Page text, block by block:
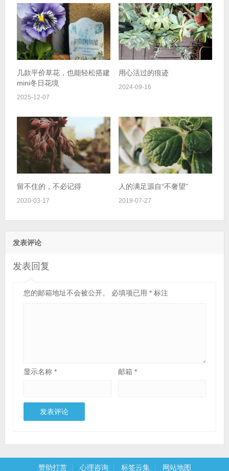
几款平价草花，也能轻松搭建
mini冬日花境
2025-12-07
用心活过的痕迹
2024-09-16
留不住的，不必记得
2020-03-17
人的满足源自“不奢望”
2019-07-27
发表评论
发表回复
您的邮箱地址不会被公开。 必填项已用 *标注
显示名称 * 邮箱*
赞助打赏 心理咨询 标签云集 网站地图